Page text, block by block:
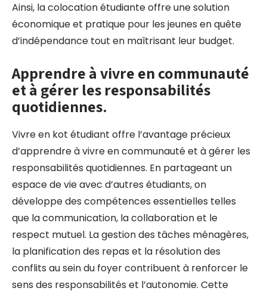
Ainsi, la colocation étudiante offre une solution
économique et pratique pour les jeunes en quête
d’indépendance tout en maîtrisant leur budget.
Apprendre à vivre en communauté
et à gérer les responsabilités
quotidiennes.
Vivre en kot étudiant offre l’avantage précieux
d’apprendre à vivre en communauté et à gérer les
responsabilités quotidiennes. En partageant un
espace de vie avec d’autres étudiants, on
développe des compétences essentielles telles
que la communication, la collaboration et le
respect mutuel. La gestion des tâches ménagères,
la planification des repas et la résolution des
conflits au sein du foyer contribuent à renforcer le
sens des responsabilités et l’autonomie. Cette